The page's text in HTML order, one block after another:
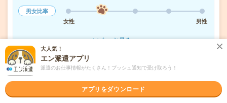
男女比率
女性
男性
もっと見る
気になる! 応募へ進む 詳しく見る
株式会社東京海上日動キャリアサービス
大人気！
エン派遣アプリ
派遣のお仕事情報がたくさん！プッシュ通知で受け取ろう！
アプリをダウンロード